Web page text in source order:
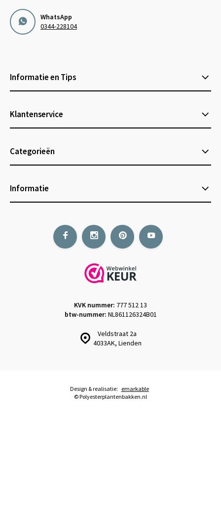
WhatsApp
0344-228104
Informatie en Tips
Klantenservice
Categorieën
Informatie
Veldstraat 2a
4033AK, Lienden
KVK nummer: 777 512 13
btw-nummer: NL861126324B01
© Polyesterplantenbakken.nl
Design & realisatie: emarkable